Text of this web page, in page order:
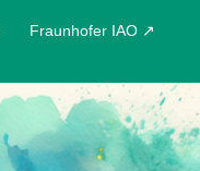
Fraunhofer IAO ↗